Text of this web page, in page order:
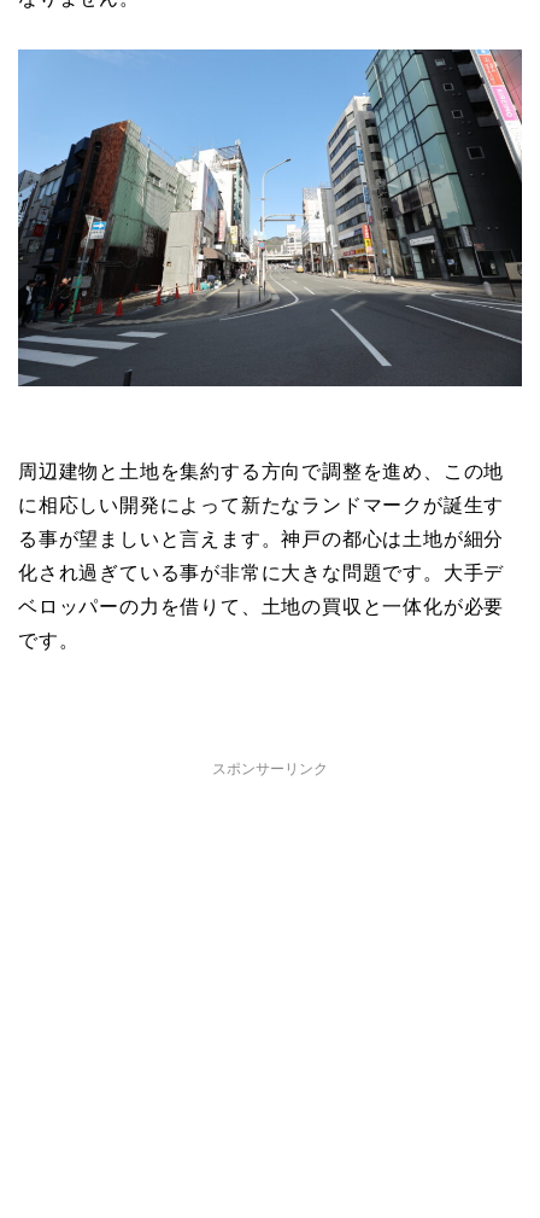
周辺建物と土地を集約する方向で調整を進め、この地
に相応しい開発によって新たなランドマークが誕生す
る事が望ましいと言えます。神戸の都心は土地が細分
化され過ぎている事が非常に大きな問題です。大手デ
ベロッパーの力を借りて、土地の買収と一体化が必要
です。
スポンサーリンク